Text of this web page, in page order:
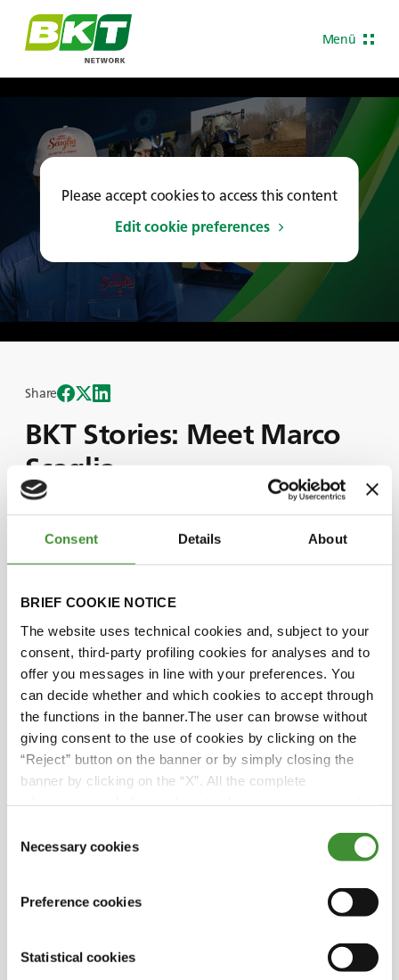
Consent Details About
BRIEF COOKIE NOTICE
The website uses technical cookies and, subject to your
consent, third-party profiling cookies for analyses and to
offer you messages in line with your preferences. You
can decide whether and which cookies to accept through
the functions in the banner.The user can browse without
giving consent to the use of cookies by clicking on the
“Reject” button on the banner or by simply closing the
banner by clicking on the “X”. All the complete
Selection
Necessary cookies
Preference cookies
Statistical cookies
Menü
Please accept cookies to access this content
Edit cookie preferences
BKT Stories: Meet Marco
Scaglia
Share
Lernen Sie Marco Scaglia kennen, die nächste
Seit seiner Kindheit ist Marco Scaglia in den
Herausforderungen der Zukunft vorbereitet hat,
da der Betrieb weiter wächst.
Unter der Anleitung seines Vaters und seiner
Onkel hat Marco gelernt, die von seiner Familie
gesetzten Standards und Verpflichtungen
aufrechtzuerhalten.
Erfahren Sie mehr über ihn und seine Rolle im
Betrieb Scaglia in dieser neuen Folge!
Wussten Sie?